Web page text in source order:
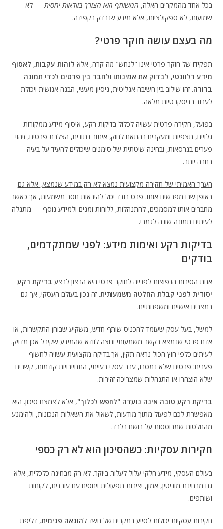
בכל אחד מהמקרים האלה, המשותף הוא הצורך בוודאות יחסית— לא
שמועות, לא ספקולציות, אלא מידע שנבדק בקפידה.
מה בעצם עושה חוקר פרטי?
תפקידו של חוקר פרטי אינו "לנחש" מה קרה, אלא לזהות עקבות, לאסוף
מידע רלוונטי, לבדוק את אמינותו ולחבר בין פרטים לכדי תמונה
ברורה. זהו שילוב בין חשיבה אנליטית, ניסיון מעשי, הבנה אנושית ויכולת
לעבוד בדיסקרטיות מלאה.
בפועל, חקירה פרטית עשויה לכלול בדיקות רקע, איסוף מידע ממקורות
גלויים, תצפיות ומעקבים בהתאם לחוק, איתור נתונים, הצלבת פרטים, זיהוי
פערים בגרסאות, ובחינה שיטתית של סימנים שיכולים להעיד על בעיה
רחבה יותר.
הערך האמיתי של חקירה מקצועית נמצא לא רק במידע שנמצא, אלא גם
באופן שבו מפרשים אותו. פרט בודד יכול להיראות חסר משמעות, אך כאשר
מחברים אותו למסמכים, להתנהלות, ללוחות זמנים ולמידע נוסף — מתגלה
לעיתים תמונה שונה לגמרי.
בדיקות רקע ואימות מידע: לפני שמתקדמים,
בודקים
אחת הסיבות הנפוצות לפנייה לחוקר פרטי היא הרצון לבצע בדיקת רקע
יסודית לפני קבלת החלטה משמעותית. זה נכון בעולם העסקי, אך גם
במצבים אישיים ומשפחתיים.
למשל, בעל עסק שעומד להכניס שותף חדש, משקיע שבוחן התקשרות, או
אדם פרטי שנמצא בקשר משמעותי ורוצה לוודא שהמידע שקיבל אכן מדויק.
לעיתים כלפי חוץ הכול נראה תקין, אך בדיקה מקצועית עשויה לחשוף
פערים: פרטים שלא נמסרו, עבר עסקי בעייתי, התחייבויות קודמות, קשרים
שלא הוצהרו או התנהלות שמצריכה זהירות.
בדיקת רקע טובה אינה נועדה "לחפש לכלוך", אלא לצמצם סיכון. היא
מאפשרת לכם לפעול מתוך מודעות, לשאול את השאלות הנכונות, ולהימנע
מהחלטות שמבוססות על רושם בלבד.
חקירות עסקיות: כשהסיכון הוא לא רק כספי
בעולם העסקי, מידע חלקי עלול לעלות ביוקר. לא רק מבחינה כלכלית, אלא
גם מבחינת מוניטין, אמון, יציבות תפעולית ויחסים עם עובדים, לקוחות
ושותפים.
חקירות עסקיות יכולות לסייע במקרים של חשד להונאה פנימית, דליפת